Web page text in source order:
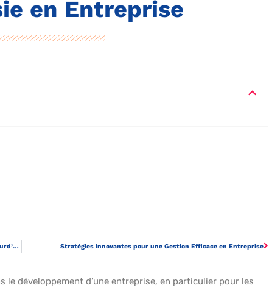
en Entreprise
Actualités et Innovations : L’Essentiel pour les Entrepreneurs d’Aujourd’hui Stratégies Innovantes pour une Gestion Efficace en Entreprise
le développement d’une entreprise, en particulier pour les